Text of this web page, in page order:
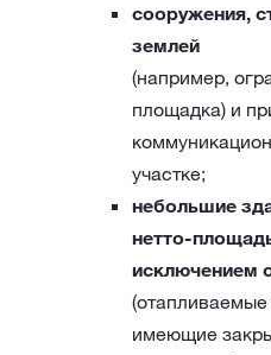
сооружения,
землей
(например,
площадка) и
участке;
небольшие
нетто-
исключением
имеющие